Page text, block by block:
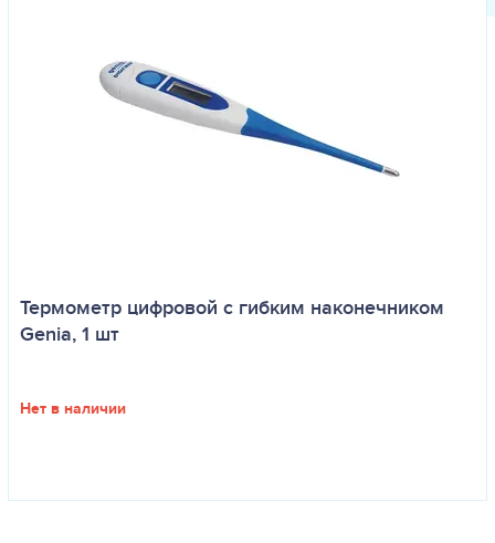
Термометр цифровой с гибким наконечником
Genia, 1 шт
Нет в наличии